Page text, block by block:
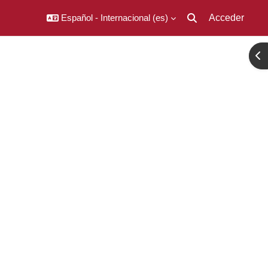
Español - Internacional ‎(es)‎
Selector de
Acceder